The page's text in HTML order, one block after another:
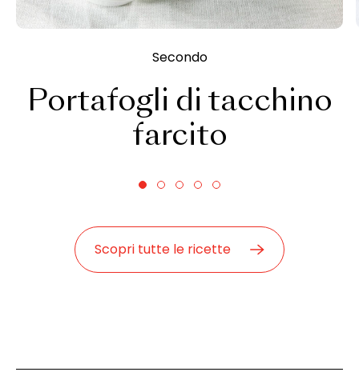
Secondo
Portafogli di tacchino
farcito
Scopri tutte le ricette